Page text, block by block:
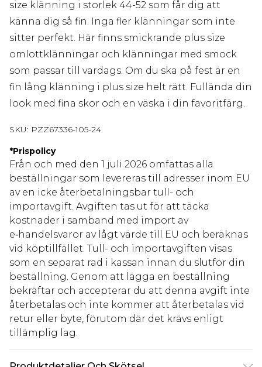
size klänning i storlek 44-52 som får dig att
känna dig så fin. Inga fler klänningar som inte
sitter perfekt. Här finns smickrande plus size
omlottklänningar och klänningar med smock
som passar till vardags. Om du ska på fest är en
fin lång klänning i plus size helt rätt. Fullända din
look med fina skor och en väska i din favoritfärg.
SKU: PZZ67336-105-24
*Prispolicy
Från och med den 1 juli 2026 omfattas alla
beställningar som levereras till adresser inom EU
av en icke återbetalningsbar tull- och
importavgift. Avgiften tas ut för att täcka
kostnader i samband med import av
e‑handelsvaror av lågt värde till EU och beräknas
vid köptillfället. Tull- och importavgiften visas
som en separat rad i kassan innan du slutför din
beställning. Genom att lägga en beställning
bekräftar och accepterar du att denna avgift inte
återbetalas och inte kommer att återbetalas vid
retur eller byte, förutom där det krävs enligt
tillämplig lag.